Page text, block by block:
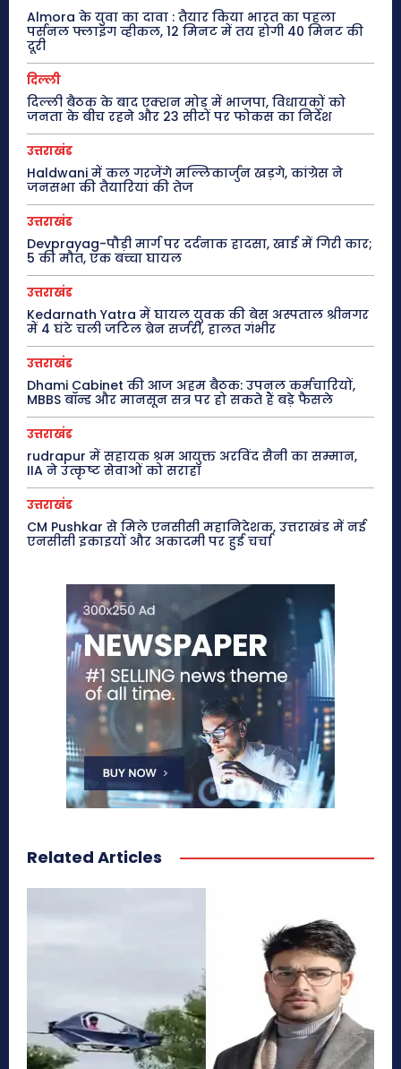
Almora के युवा का दावा : तैयार किया भारत का पहला
पर्सनल फ्लाइंग व्हीकल, 12 मिनट में तय होगी 40 मिनट की
दूरी
दिल्ली
दिल्ली बैठक के बाद एक्शन मोड में भाजपा, विधायकों को
जनता के बीच रहने और 23 सीटों पर फोकस का निर्देश
उत्तराखंड
Haldwani में कल गरजेंगे मल्लिकार्जुन खड़गे, कांग्रेस ने
जनसभा की तैयारियां की तेज
उत्तराखंड
Devprayag-पौड़ी मार्ग पर दर्दनाक हादसा, खाई में गिरी कार;
5 की मौत, एक बच्चा घायल
उत्तराखंड
Kedarnath Yatra में घायल युवक की बेस अस्पताल श्रीनगर
में 4 घंटे चली जटिल ब्रेन सर्जरी, हालत गंभीर
उत्तराखंड
Dhami Cabinet की आज अहम बैठक: उपनल कर्मचारियों,
MBBS बॉन्ड और मानसून सत्र पर हो सकते हैं बड़े फैसले
उत्तराखंड
rudrapur में सहायक श्रम आयुक्त अरविंद सैनी का सम्मान,
IIA ने उत्कृष्ट सेवाओं को सराहा
उत्तराखंड
CM Pushkar से मिले एनसीसी महानिदेशक, उत्तराखंड में नई
एनसीसी इकाइयों और अकादमी पर हुई चर्चा
Related Articles